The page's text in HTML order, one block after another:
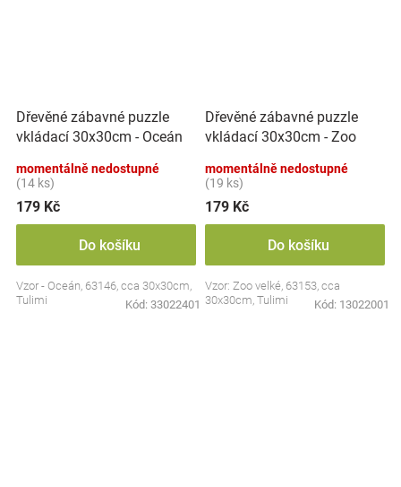
Dřevěné zábavné puzzle
vkládací 30x30cm - Oceán
momentálně nedostupné
(14 ks)
179 Kč
Do košíku
Vzor - Oceán, 63146, cca 30x30cm,
Tulimi
Kód: 33022401
Dřevěné zábavné puzzle
vkládací 30x30cm - Zoo
momentálně nedostupné
(19 ks)
179 Kč
Do košíku
Vzor: Zoo velké, 63153, cca
30x30cm, Tulimi
Kód: 13022001